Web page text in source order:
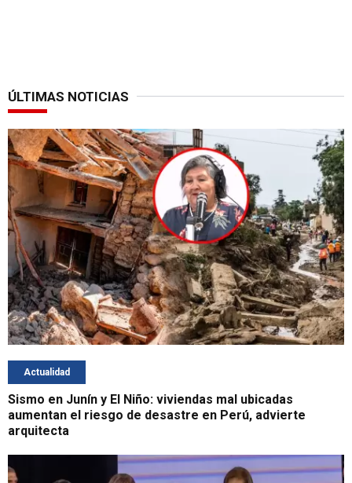
ÚLTIMAS NOTICIAS
Actualidad
Sismo en Junín y El Niño: viviendas mal ubicadas
aumentan el riesgo de desastre en Perú, advierte
arquitecta